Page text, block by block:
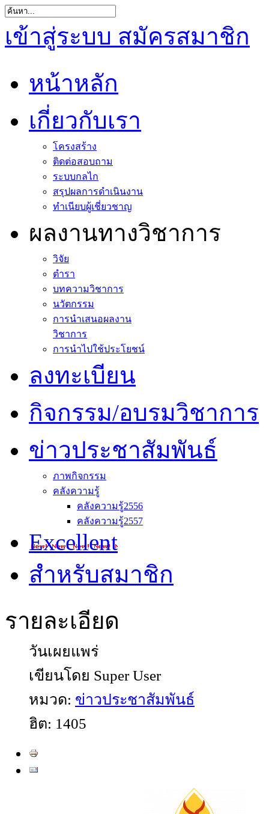
เข้าสู่ระบบ สมัครสมาชิก
หน้าหลัก
เกี่ยวกับเรา
โครงสร้าง
ติดต่อสอบถาม
ระบบกลไก
สรุปผลการดำเนินงาน
ทำเนียบผู้เชี่ยวชาญ
ผลงานทางวิชาการ
วิจัย
ตำรา
บทความวิชาการ
นวัตกรรม
การนำเสนอผลงาน
วิชาการ
การนำไปใช้ประโยชน์
ลงทะเบียน
กิจกรรม/อบรมวิชาการ
ข่าวประชาสัมพันธ์
ภาพกิจกรรม
คลังความรู้
คลังความรู้2556
คลังความรู้2557
Excellent
สำหรับสมาชิก
รายละเอียด
วันเผยแพร่
เขียนโดย Super User
หมวด: ข่าวประชาสัมพันธ์
ฮิต: 1405